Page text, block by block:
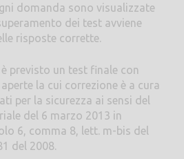
domanda sono visualizzate
dei test avviene
risposte corrette.
previsto un test finale con
la cui correzione è a cura
per la sicurezza ai sensi del
del 6 marzo 2013 in
6, comma 8, lett. m-bis del
del 2008.